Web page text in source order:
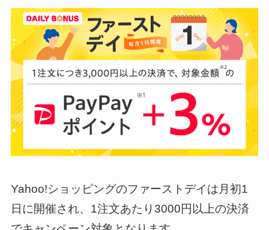
Yahoo!ショッピングのファーストデイは月初1
日に開催され、1注文あたり3000円以上の決済